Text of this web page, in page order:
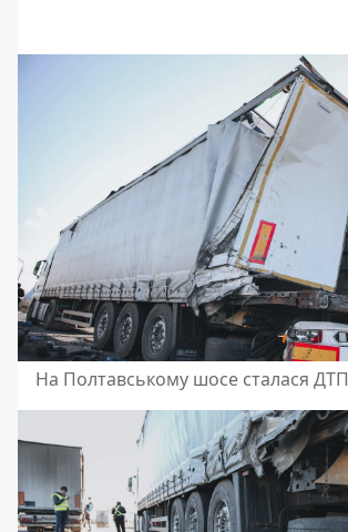
На Полтавському шосе сталася ДТП